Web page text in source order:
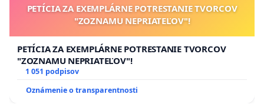
PETÍCIA ZA EXEMPLÁRNE POTRESTANIE TVORCOV
"ZOZNAMU NEPRIATEĽOV"!
PETÍCIA ZA EXEMPLÁRNE POTRESTANIE TVORCOV
"ZOZNAMU NEPRIATEĽOV"!
1 051 podpisov
Oznámenie o transparentnosti